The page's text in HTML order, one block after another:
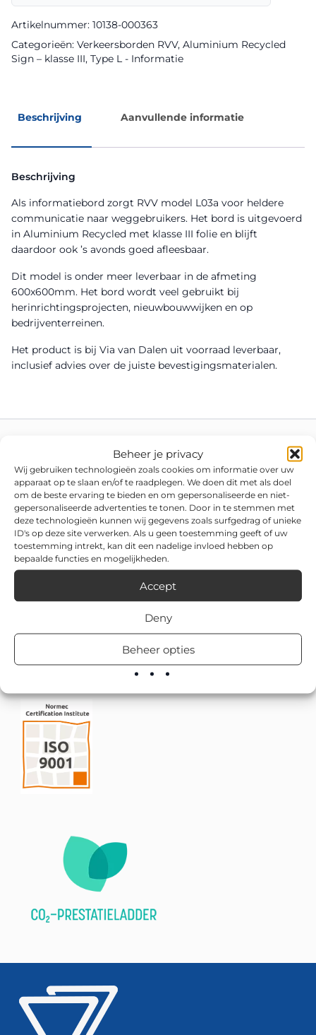
Beheer je privacy
Wij gebruiken technologieën zoals cookies om informatie over uw
apparaat op te slaan en/of te raadplegen. We doen dit met als doel
om de beste ervaring te bieden en om gepersonaliseerde en niet-
gepersonaliseerde advertenties te tonen. Door in te stemmen met
deze technologieën kunnen wij gegevens zoals surfgedrag of unieke
ID's op deze site verwerken. Als u geen toestemming geeft of uw
toestemming intrekt, kan dit een nadelige invloed hebben op
bepaalde functies en mogelijkheden.
Accept
Deny
Beheer opties
Sign
aantal
Artikelnummer: 10138-000363
Categorieën: Verkeersborden RVV, Aluminium Recycled
Sign – klasse III, Type L - Informatie
Beschrijving Aanvullende informatie
Beschrijving
Als informatiebord zorgt RVV model L03a voor heldere
communicatie naar weggebruikers. Het bord is uitgevoerd
in Aluminium Recycled met klasse III folie en blijft
daardoor ook ’s avonds goed afleesbaar.
Dit model is onder meer leverbaar in de afmeting
600x600mm. Het bord wordt veel gebruikt bij
herinrichtingsprojecten, nieuwbouwwijken en op
bedrijventerreinen.
Het product is bij Via van Dalen uit voorraad leverbaar,
inclusief advies over de juiste bevestigingsmaterialen.